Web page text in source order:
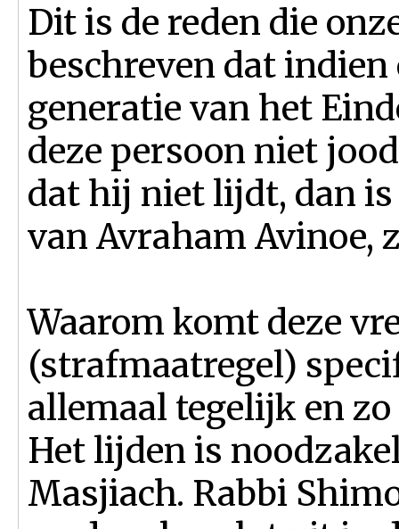
Dit is de reden die
beschreven dat
generatie van het
deze persoon niet
dat hij niet lijdt, dan
van Avraham Avinoe,
Waarom komt deze
(strafmaatregel)
allemaal tegelijk en zo
Het lijden is
Masjiach. Rabbi